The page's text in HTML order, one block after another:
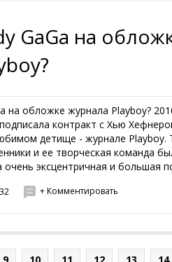
GaGa на
на обложке журнала Playboy?
контракт с Хью
детище - журнале Playboy.
и ее творческая команда
эксцентричная и большая
+ Комментировать